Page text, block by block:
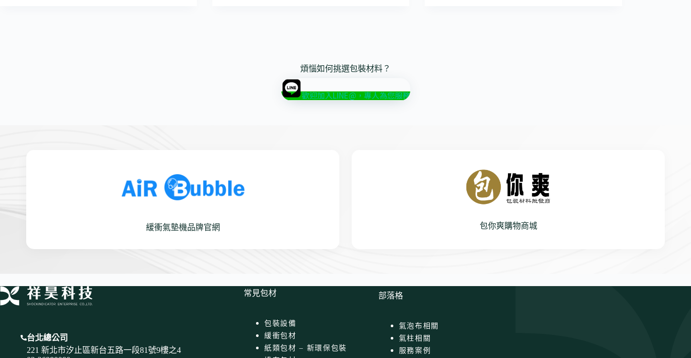
煩惱如何挑選包裝材料？
歡迎加入LINE@，專人為您服務
緩衝氣墊機品牌官網 包你爽購物商城
台北總公司
221 新北市汐止區新台五路一段81號9樓之4
常見包材
包裝設備
緩衝包材
紙類包材 – 新環保包裝
部落格
氣泡布相關
氣柱相關
服務案例